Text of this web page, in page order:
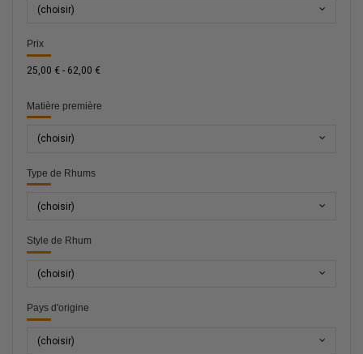
(choisir)
Prix
25,00 € - 62,00 €
Matière première
(choisir)
Type de Rhums
(choisir)
Style de Rhum
(choisir)
Pays d'origine
(choisir)